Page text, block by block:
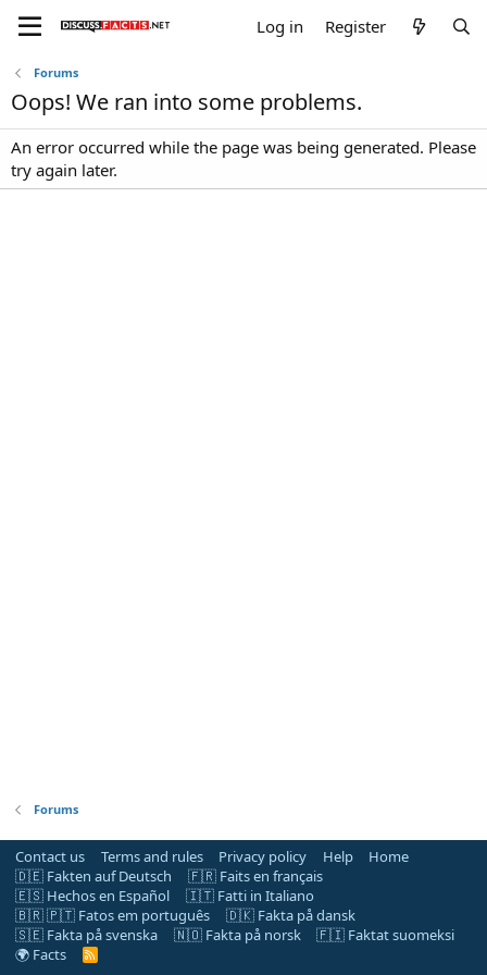
Log in Register
Forums
Oops! We ran into some problems.
An error occurred while the page was being generated. Please
try again later.
Forums
Contact us Terms and rules Privacy policy Help
Home
🇩🇪 Fakten auf Deutsch
🇫🇷 Faits en français
🇪🇸 Hechos en Español
🇮🇹 Fatti in Italiano
🇧🇷 🇵🇹 Fatos em português
🇩🇰 Fakta på dansk
🇸🇪 Fakta på svenska
🇳🇴 Fakta på norsk
🇫🇮 Faktat suomeksi
🌍 Facts
R